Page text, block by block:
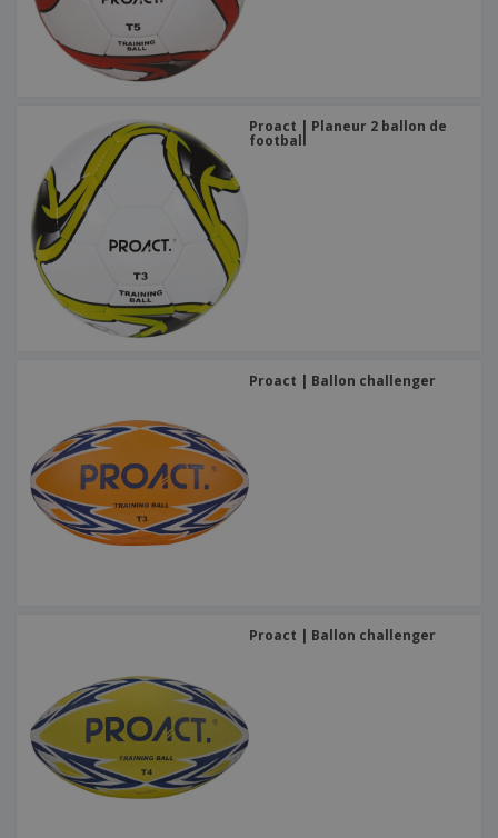
Proact | Planeur 2 ballon de
football
Proact | Ballon challenger
Proact | Ballon challenger